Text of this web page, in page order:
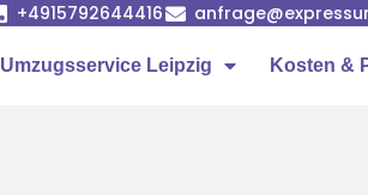
+4915792644416
Umzugsservice Leipzig Kosten &